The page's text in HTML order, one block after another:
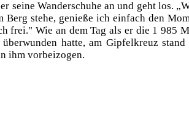
seine Wanderschuhe an und geht los.
Berg stehe, genieße ich einfach den
frei." Wie an dem Tag als er die 1 985
überwunden hatte, am Gipfelkreuz stand
ihm vorbeizogen.